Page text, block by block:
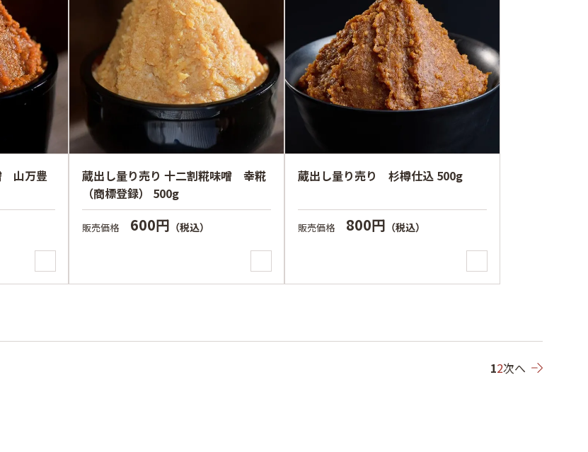
山万豊
蔵出し量り売り 十二割糀味噌 幸糀
（商標登録） 500g
販売価格 600円 （税込）
蔵出し量り売り 杉樽仕込 500g
販売価格 800円 （税込）
12次へ